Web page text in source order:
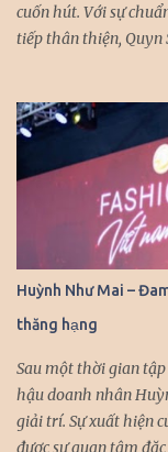
cuốn hút. Với sự
tiếp thân thiện, Quyn
Si mong muốn
đẹp tại sự kiện, mà
bạn bè thế giới
Việt Nam. Với khả
gặp với hình ảnh
mà người đẹp có dịp
được nhận xét ngày
quan tâm của công
Nàng hậu chọn váy
cuốn hút. Cô khéo
Huỳnh Như Mai –
thăng hạng
Sau một thời gian
hậu doanh nhân
giải trí. Sự xuất hiện
được sự quan tâm